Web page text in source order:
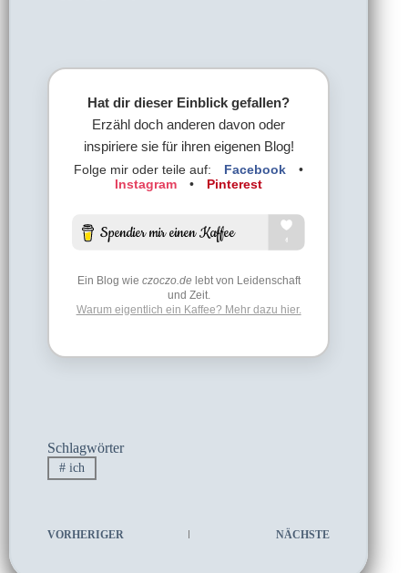
Hat dir dieser Einblick gefallen?
Erzähl doch anderen davon oder
inspiriere sie für ihren eigenen Blog!
Folge mir oder teile auf: Facebook
•
Instagram
• Pinterest
Ein Blog wie czoczo.delebt von Leidenschaft
und Zeit.
Warum eigentlich ein Kaffee? Mehr dazu hier.
Schlagwörter
#ich
VORHERIGER NÄCHSTE